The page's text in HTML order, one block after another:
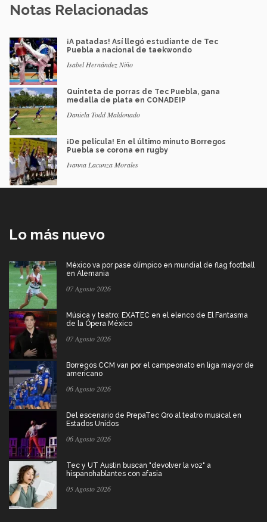
Notas Relacionadas
¡A patadas! Así llegó estudiante de Tec
Puebla a nacional de taekwondo
Isabel Hernández Niño
Quinteta de porras de Tec Puebla, gana
medalla de plata en CONADEIP
Daniela Todd Maldonado
¡De película! En el último minuto Borregos
Puebla se corona en rugby
Ivanna Lacunza Morales
Lo más nuevo
México va por pase olímpico en mundial de flag football
en Alemania
07 Agosto 2026
Música y teatro: EXATEC en el elenco de El Fantasma
de la Ópera México
07 Agosto 2026
Borregos CCM van por el campeonato en liga mayor de
americano
06 Agosto 2026
Del escenario de PrepaTec Qro al teatro musical en
Estados Unidos
06 Agosto 2026
Tec y UT Austin buscan "devolver la voz" a
hispanohablantes con afasia
05 Agosto 2026